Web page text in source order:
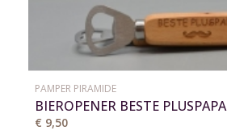
PAMPER PIRAMIDE
BIEROPENER BESTE PLUSPAPA
€ 9,50